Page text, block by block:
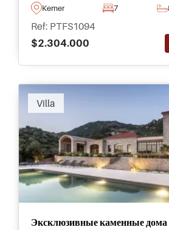
виллой для тех, кто ищет
высокого класса среди элиты -
вполне может подойти вам.
Kemer 7
Ref: PTFS1094
$2.304.000
Villa
Эксклюзивные каменные